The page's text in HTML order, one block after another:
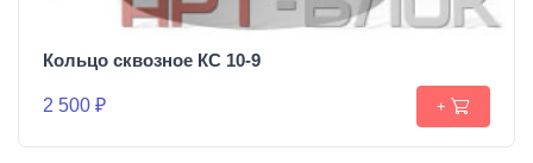
Кольцо сквозное КС 10-9
2 500 ₽ +